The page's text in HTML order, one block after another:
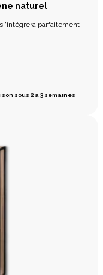
naturel
'intégrera parfaitement
sous 2 à 3 semaines